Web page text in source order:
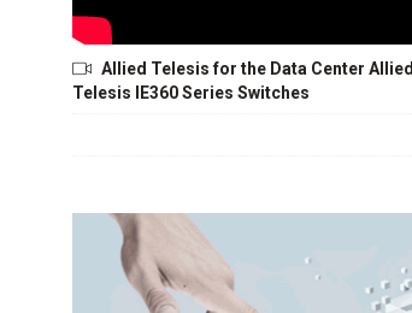
Allied Telesis for the Data Center Allied
Telesis IE360 Series Switches